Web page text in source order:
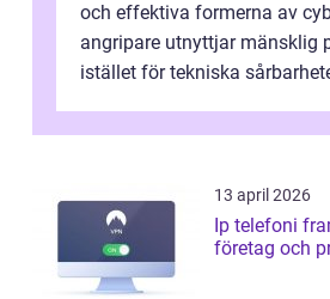
och effektiva formerna av
angripare utnyttjar mänsklig
istället för tekniska
13 april 2026
Ip telefoni framtidens samtal för
företag och